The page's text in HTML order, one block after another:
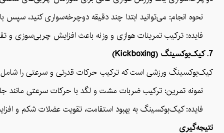
نحوه انجام: می‌توانید ابتدا چند دقیقه دوچرخه‌سواری کنید، سپس
فایده: ترکیب تمرینات هوازی و وزنه باعث افزایش چربی‌سوزی
7. کیک‌بوکسینگ (Kickboxing)
کیک‌بوکسینگ ورزشی است که ترکیب حرکات قدرتی و سرعتی را
نمونه تمرین: ترکیب ضربات مشت و لگد با حرکات سرعتی مانند
فایده: کیک‌بوکسینگ به بهبود استقامت، تقویت عضلات شکم و
نتیجه‌گیری